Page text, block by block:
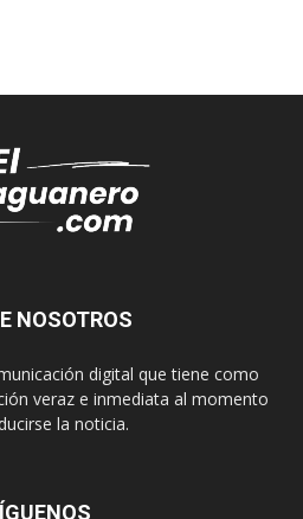
NOSOTROS
digital que tiene como
veraz e inmediata al momento
la noticia.